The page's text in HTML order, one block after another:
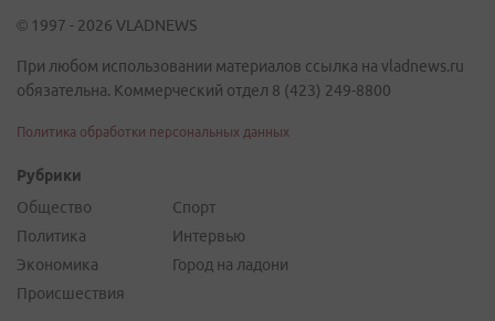
© 1997 - 2026 VLADNEWS
При любом использовании материалов ссылка на vladnews.ru
обязательна. Коммерческий отдел 8 (423) 249-8800
Политика обработки персональных данных
Рубрики
Общество
Политика
Экономика
Происшествия
Спорт
Интервью
Город на ладони